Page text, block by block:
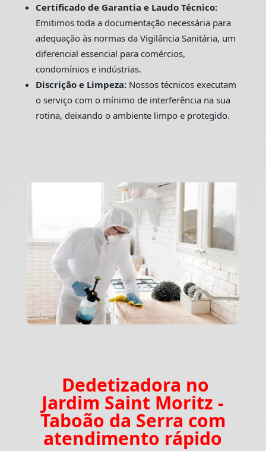
Certificado de Garantia e Laudo Técnico:
Emitimos toda a documentação necessária para
adequação às normas da Vigilância Sanitária, um
diferencial essencial para comércios,
condomínios e indústrias.
Discrição e Limpeza:Nossos técnicos executam
o serviço com o mínimo de interferência na sua
rotina, deixando o ambiente limpo e protegido.
Dedetizadora no
Jardim Saint Moritz -
Taboão da Serra com
atendimento rápido